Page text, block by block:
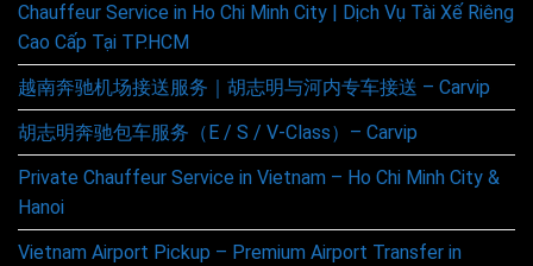
Chauffeur Service in Ho Chi Minh City | Dịch Vụ Tài Xế Riêng
Cao Cấp Tại TP.HCM
越南奔驰机场接送服务｜胡志明与河内专车接送 – Carvip
胡志明奔驰包车服务（E / S / V-Class）– Carvip
Private Chauffeur Service in Vietnam – Ho Chi Minh City &
Hanoi
Vietnam Airport Pickup – Premium Airport Transfer in